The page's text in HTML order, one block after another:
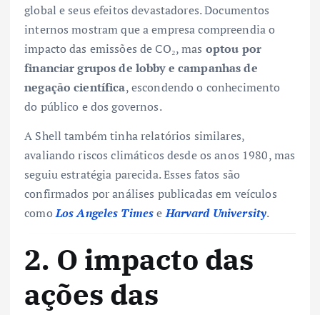
global e seus efeitos devastadores. Documentos
internos mostram que a empresa compreendia o
impacto das emissões de CO₂, mas optou por
financiar grupos de lobby e campanhas de
negação científica, escondendo o conhecimento
do público e dos governos.
A Shell também tinha relatórios similares,
avaliando riscos climáticos desde os anos 1980, mas
seguiu estratégia parecida. Esses fatos são
confirmados por análises publicadas em veículos
comoLos Angeles TimeseHarvard University.
2. O impacto das
ações das